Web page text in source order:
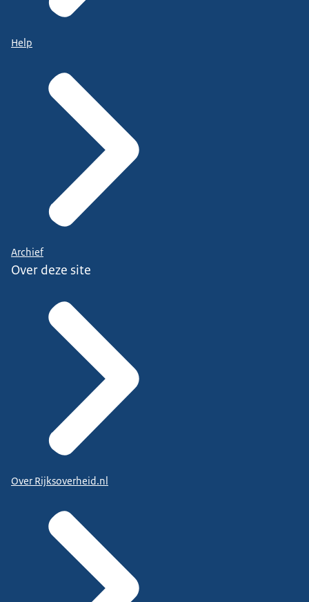
Help
Archief
Over deze site
Over Rijksoverheid.nl